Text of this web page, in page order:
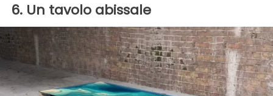
6. Un tavolo abissale